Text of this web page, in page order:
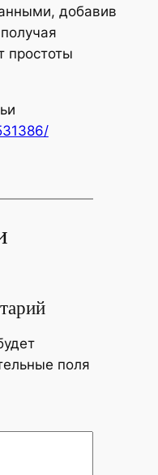
добавив
простоты
поля